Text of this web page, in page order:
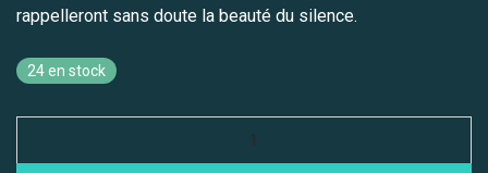
rappelleront sans doute la beauté du silence.
24 en stock